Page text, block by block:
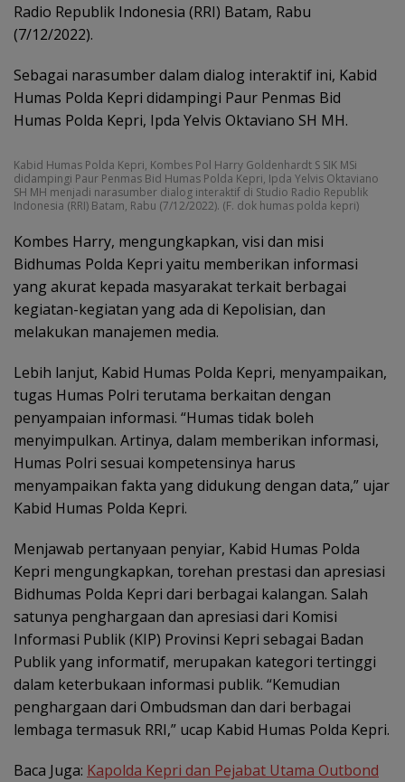
Radio Republik Indonesia (RRI) Batam, Rabu
(7/12/2022).
Sebagai narasumber dalam dialog interaktif ini, Kabid
Humas Polda Kepri didampingi Paur Penmas Bid
Humas Polda Kepri, Ipda Yelvis Oktaviano SH MH.
Kabid Humas Polda Kepri, Kombes Pol Harry Goldenhardt S SIK MSi
didampingi Paur Penmas Bid Humas Polda Kepri, Ipda Yelvis Oktaviano
SH MH menjadi narasumber dialog interaktif di Studio Radio Republik
Indonesia (RRI) Batam, Rabu (7/12/2022). (F. dok humas polda kepri)
Kombes Harry, mengungkapkan, visi dan misi
Bidhumas Polda Kepri yaitu memberikan informasi
yang akurat kepada masyarakat terkait berbagai
kegiatan-kegiatan yang ada di Kepolisian, dan
melakukan manajemen media.
Lebih lanjut, Kabid Humas Polda Kepri, menyampaikan,
tugas Humas Polri terutama berkaitan dengan
penyampaian informasi. “Humas tidak boleh
menyimpulkan. Artinya, dalam memberikan informasi,
Humas Polri sesuai kompetensinya harus
menyampaikan fakta yang didukung dengan data,” ujar
Kabid Humas Polda Kepri.
Menjawab pertanyaan penyiar, Kabid Humas Polda
Kepri mengungkapkan, torehan prestasi dan apresiasi
Bidhumas Polda Kepri dari berbagai kalangan. Salah
satunya penghargaan dan apresiasi dari Komisi
Informasi Publik (KIP) Provinsi Kepri sebagai Badan
Publik yang informatif, merupakan kategori tertinggi
dalam keterbukaan informasi publik. “Kemudian
penghargaan dari Ombudsman dan dari berbagai
lembaga termasuk RRI,” ucap Kabid Humas Polda Kepri.
Baca Juga: Kapolda Kepri dan Pejabat Utama Outbond